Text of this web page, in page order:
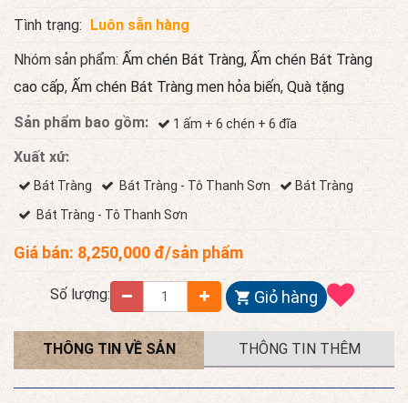
Tình trạng: Luôn sẵn hàng
Nhóm sản phẩm: Ấm chén Bát Tràng, Ấm chén Bát Tràng
cao cấp, Ấm chén Bát Tràng men hỏa biến, Quà tặng
Sản phẩm bao gồm: 1 ấm + 6 chén + 6 đĩa
Xuất xứ:
Bát Tràng Bát Tràng - Tô Thanh Sơn
Bát Tràng
Bát Tràng - Tô Thanh Sơn
Giá bán: 8,250,000 đ/sản phẩm
Số lượng: Giỏ hàng
THÔNG TIN VỀ SẢN
PHẨM
THÔNG TIN THÊM